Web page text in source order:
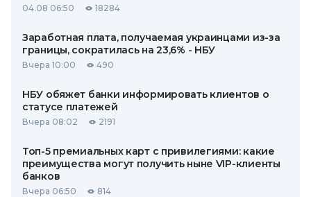
04.08 06:50 18284
Заработная плата, получаемая украинцами из-за
границы, сократилась на 23,6% - НБУ
Вчера 10:00 490
НБУ обяжет банки информировать клиентов о
статусе платежей
Вчера 08:02 2191
Топ-5 премиальных карт с привилегиями: какие
преимущества могут получить ныне VIP-клиенты
банков
Вчера 06:50 814